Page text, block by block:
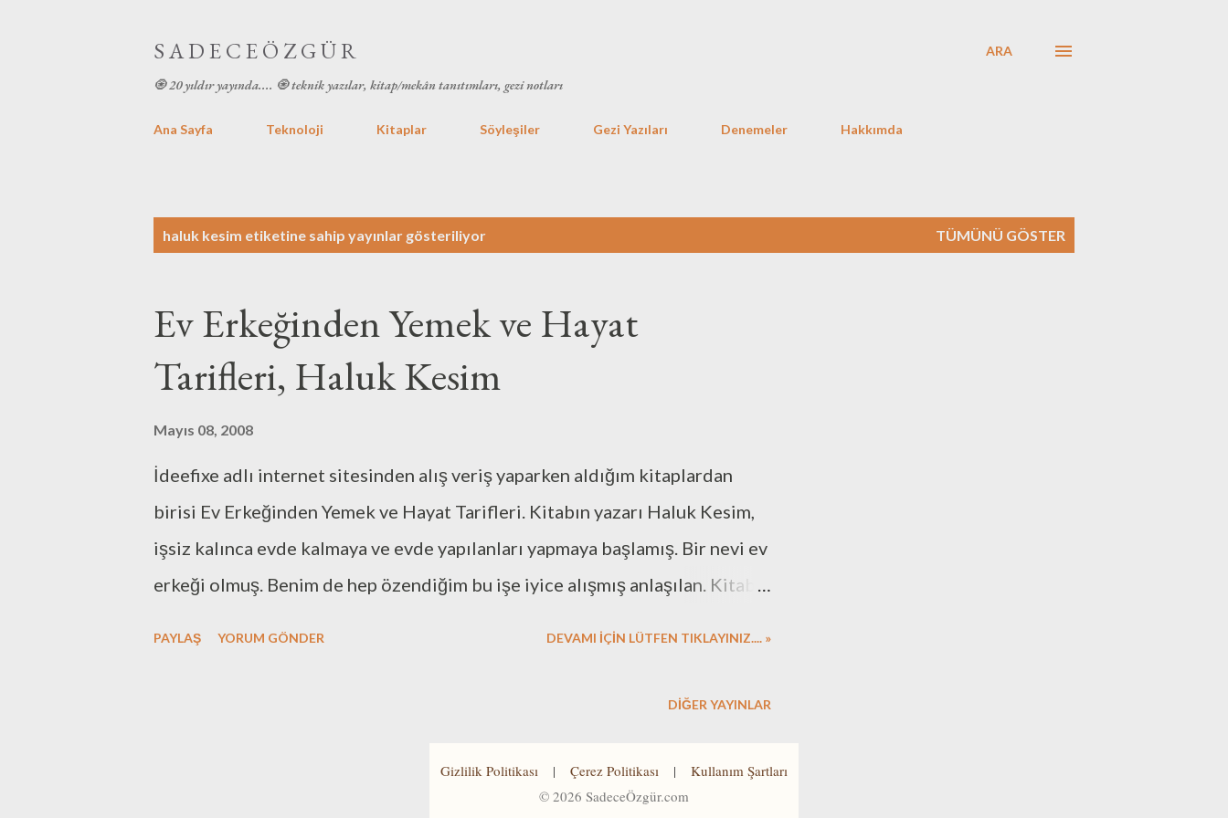
S A D E C E Ö Z G Ü R
🧿 20 yıldır yayında.... 🧿 teknik yazılar, kitap/mekân tanıtımları, gezi notları
ARA
Ana Sayfa Teknoloji Kitaplar Söyleşiler Gezi Yazıları Denemeler Hakkımda
haluk kesim etiketine sahip yayınlar gösteriliyor TÜMÜNÜ GÖSTER
Ev Erkeğinden Yemek ve Hayat
Tarifleri, Haluk Kesim
Mayıs 08, 2008
İdeefixe adlı internet sitesinden alış veriş yaparken aldığım kitaplardan
birisi Ev Erkeğinden Yemek ve Hayat Tarifleri. Kitabın yazarı Haluk Kesim,
işsiz kalınca evde kalmaya ve evde yapılanları yapmaya başlamış. Bir nevi ev
erkeği olmuş. Benim de hep özendiğim bu işe iyice alışmış anlaşılan. Kitabı
Aşk masalları ve sanal sohbetler eminim ki tarifler kitabı gibi kolay okunur,
olarak, bir dönem ben de yaptığım basit yemeklerin tariflerini o dönem
sahibi olduğum internet sitesinde yayınlardım. Hatta bloguma da eski
PAYLAŞ YORUM GÖNDER DEVAMI İÇİN LÜTFEN TIKLAYINIZ.... »
DIĞER YAYINLAR
Gizlilik Politikası | Çerez Politikası |
Kullanım Şartları
© 2026 SadeceÖzgür.com